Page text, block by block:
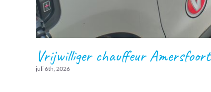
Vrijwilliger chauffeur Amersfoort
juli 6th, 2026